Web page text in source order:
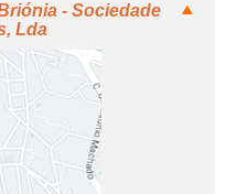
- Sociedade
Lda